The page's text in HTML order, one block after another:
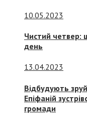
10.05.2023
Чистий четвер:
день
13.04.2023
Відбудують
Епіфаній
громади